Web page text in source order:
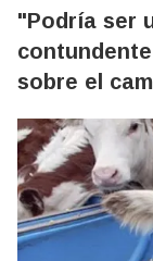
"Podría ser
sobre el